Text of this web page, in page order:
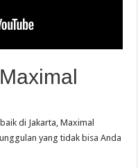
di Jakarta, Maximal
yang tidak bisa Anda